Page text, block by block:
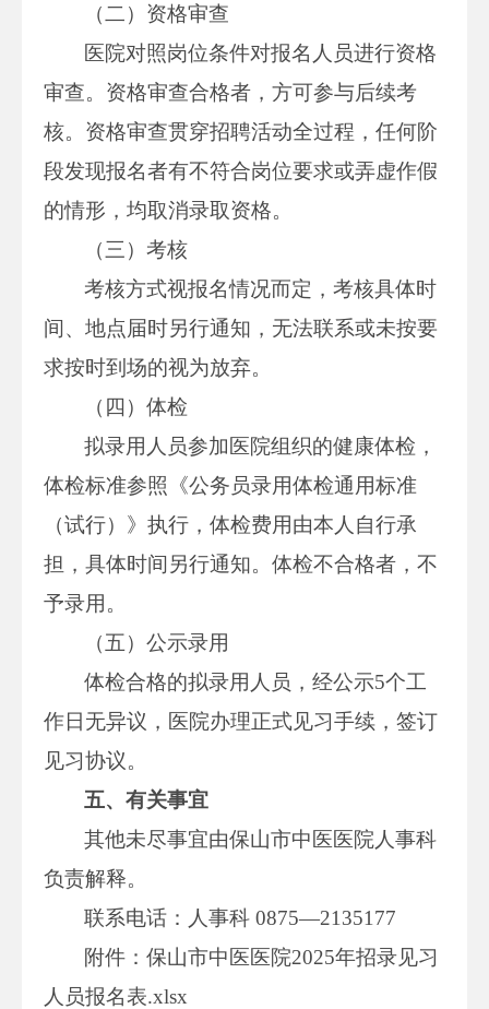
（二）资格审查
医院对照岗位条件对报名人员进行资格
审查。资格审查合格者，方可参与后续考
核。资格审查贯穿招聘活动全过程，任何阶
段发现报名者有不符合岗位要求或弄虚作假
的情形，均取消录取资格。
（三）考核
考核方式视报名情况而定，考核具体时
间、地点届时另行通知，无法联系或未按要
求按时到场的视为放弃。
（四）体检
拟录用人员参加医院组织的健康体检，
体检标准参照《公务员录用体检通用标准
（试行）》执行，体检费用由本人自行承
担，具体时间另行通知。体检不合格者，不
予录用。
（五）公示录用
体检合格的拟录用人员，经公示5个工
作日无异议，医院办理正式见习手续，签订
见习协议。
五、有关事宜
其他未尽事宜由保山市中医医院人事科
负责解释。
联系电话：人事科 0875—2135177
附件：保山市中医医院2025年招录见习
人员报名表.xlsx